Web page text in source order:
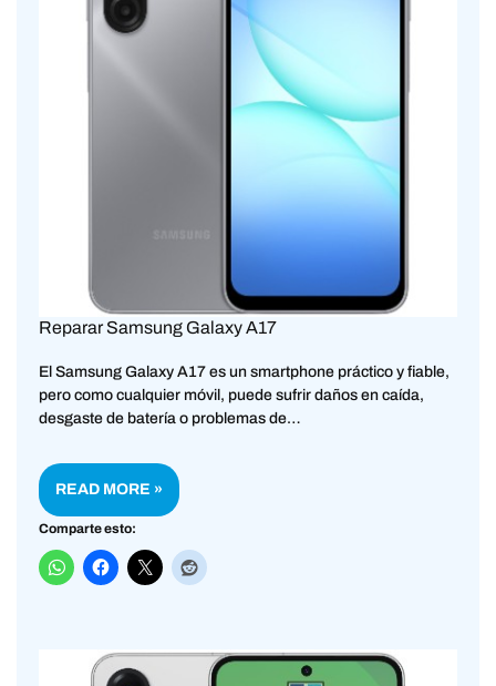
Reparar Samsung Galaxy A17
El Samsung Galaxy A17 es un smartphone práctico y fiable,
pero como cualquier móvil, puede sufrir daños en caída,
desgaste de batería o problemas de…
READ MORE »
Comparte esto: